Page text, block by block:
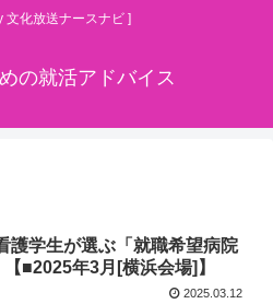
文化放送ナースナビ ]
の就活アドバイス
学生が選ぶ「就職希望病院
年3月[横浜会場]】
2025.03.12